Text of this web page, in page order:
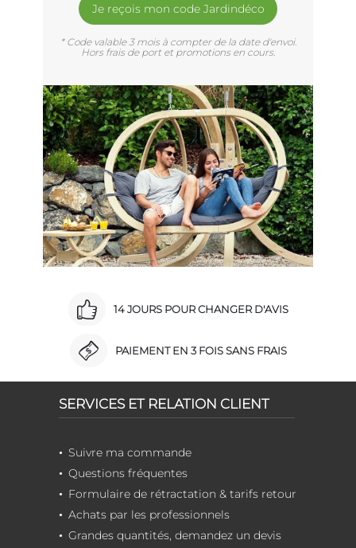
Je reçois mon code Jardindéco
* Code valable 3 mois à compter de la date d'envoi.
Hors frais de port et promotions en cours.
14 JOURS POUR CHANGER D'AVIS
PAIEMENT EN 3 FOIS SANS FRAIS
SERVICES ET RELATION CLIENT
Suivre ma commande
Questions fréquentes
Formulaire de rétractation & tarifs retour
Achats par les professionnels
Grandes quantités, demandez un devis